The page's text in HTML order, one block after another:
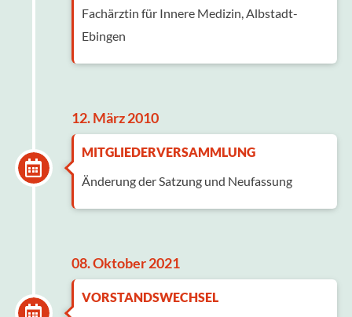
Fachärztin für Innere Medizin, Albstadt-
Ebingen
12. März 2010
MITGLIEDERVERSAMMLUNG
Änderung der Satzung und Neufassung
08. Oktober 2021
VORSTANDSWECHSEL